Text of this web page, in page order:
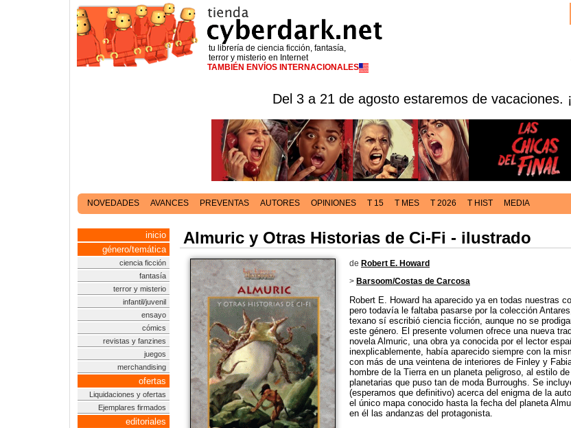
tu librería de ciencia ficción, fantasía,
terror y misterio en Internet
TAMBIÉN ENVÍOS INTERNACIONALES
Del 3 a 21 de agosto estaremos de vacaciones.
NOVEDADES AVANCES PREVENTAS AUTORES OPINIONES T 15 T MES T 2026 T HIST MEDIA
inicio
género/temática
ciencia ficción
fantasía
terror y misterio
infantil/juvenil
ensayo
cómics
revistas y fanzines
juegos
merchandising
ofertas
Liquidaciones y ofertas
Ejemplares firmados
editoriales
Almuric y Otras Historias de Ci-Fi - ilustrado
de Robert E. Howard
> Barsoom/Costas de Carcosa
Robert E. Howard ha aparecido ya en todas nuestras
pero todavía le faltaba pasarse por la colección
texano sí escribió ciencia ficción, aunque no se
este género. El presente volumen ofrece una nueva
novela Almuric, una obra ya conocida por el lector
inexplicablemente, había aparecido siempre con la
con más de una veintena de interiores de Finley y
hombre de la Tierra en un planeta peligroso, al estilo
planetarias que puso tan de moda Burroughs. Se
(esperamos que definitivo) acerca del enigma de la
el único mapa conocido hasta la fecha del planeta
en él las andanzas del protagonista.